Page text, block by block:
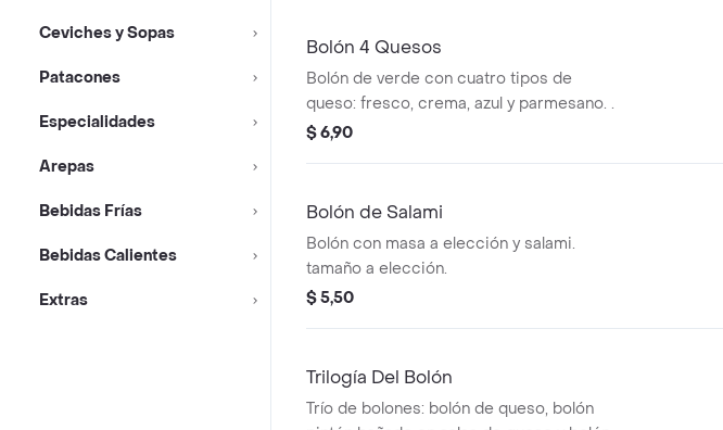
Ceviches y Sopas
Patacones
Especialidades
Arepas
Bebidas Frías
Bebidas Calientes
Extras
Bolón 4 Quesos
Bolón de verde con cuatro tipos de
queso: fresco, crema, azul y parmesano. .
$ 6,90
Bolón de Salami
Bolón con masa a elección y salami.
tamaño a elección.
$ 5,50
Trilogía Del Bolón
Trío de bolones: bolón de queso, bolón